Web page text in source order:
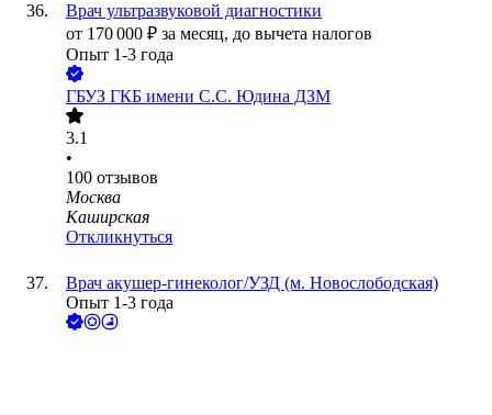
Врач ультразвуковой диагностики
от 170 000 ₽ за месяц, до вычета налогов
Опыт 1-3 года
ГБУЗ ГКБ имени С.С. Юдина ДЗМ
3.1
•
100 отзывов
Москва
Каширская
Откликнуться
Врач акушер-гинеколог/УЗД (м. Новослободская)
Опыт 1-3 года